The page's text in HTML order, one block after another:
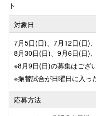
ト
対象日
7月5日(日)、7月12日(日)
8月30日(日)、9月6日(日)
※8月9日(日)の募集はござ
※振替試合が日曜日に入っ
応募方法